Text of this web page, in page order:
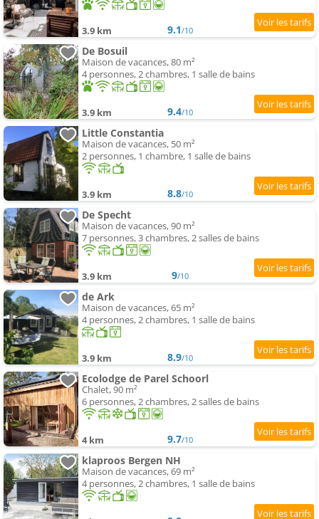
3.9 km 9.1/10
De Bosuil
Maison de vacances, 80 m²
4 personnes, 2 chambres, 1 salle de bains
3.9 km 9.4/10
Little Constantia
Maison de vacances, 50 m²
2 personnes, 1 chambre, 1 salle de bains
3.9 km 8.8/10
De Specht
Maison de vacances, 90 m²
7 personnes, 3 chambres, 2 salles de bains
3.9 km 9/10
de Ark
Maison de vacances, 65 m²
4 personnes, 2 chambres, 1 salle de bains
3.9 km 8.9/10
Ecolodge de Parel Schoorl
Chalet, 90 m²
6 personnes, 2 chambres, 2 salles de bains
4 km 9.7/10
klaproos Bergen NH
Maison de vacances, 69 m²
4 personnes, 2 chambres, 1 salle de bains